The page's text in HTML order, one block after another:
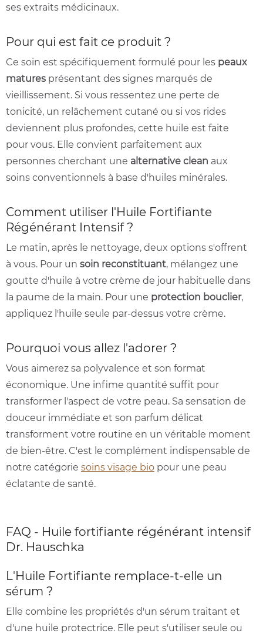
ses extraits médicinaux.
Pour qui est fait ce produit ?
Ce soin est spécifiquement formulé pour les peaux
matures présentant des signes marqués de
vieillissement. Si vous ressentez une perte de
tonicité, un relâchement cutané ou si vos rides
deviennent plus profondes, cette huile est faite
pour vous. Elle convient parfaitement aux
personnes cherchant une alternative clean aux
soins conventionnels à base d'huiles minérales.
Comment utiliser l'Huile Fortifiante
Régénérant Intensif ?
Le matin, après le nettoyage, deux options s'offrent
à vous. Pour un soin reconstituant, mélangez une
goutte d'huile à votre crème de jour habituelle dans
la paume de la main. Pour une protection bouclier,
appliquez l'huile seule par-dessus votre crème.
Pourquoi vous allez l'adorer ?
Vous aimerez sa polyvalence et son format
économique. Une infime quantité suffit pour
transformer l'aspect de votre peau. Sa sensation de
douceur immédiate et son parfum délicat
transforment votre routine en un véritable moment
de bien-être. C'est le complément indispensable de
notre catégorie soins visage bio pour une peau
éclatante de santé.
FAQ - Huile fortifiante régénérant intensif
Dr. Hauschka
L'Huile Fortifiante remplace-t-elle un
sérum ?
Elle combine les propriétés d'un sérum traitant et
d'une huile protectrice. Elle peut s'utiliser seule ou